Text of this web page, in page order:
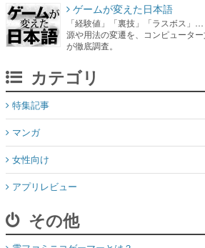
ゲームが変えた日本語
「経験値」「裏技」「ラスボス」
源や用法の変遷を、コンピュータ
が徹底調査。
カテゴリ
特集記事
マンガ
女性向け
アプリレビュー
その他